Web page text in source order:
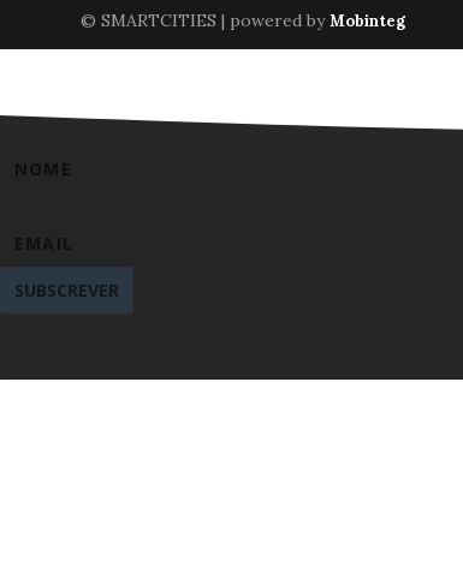
© SMARTCITIES | powered byMobinteg
SUBSCREVER